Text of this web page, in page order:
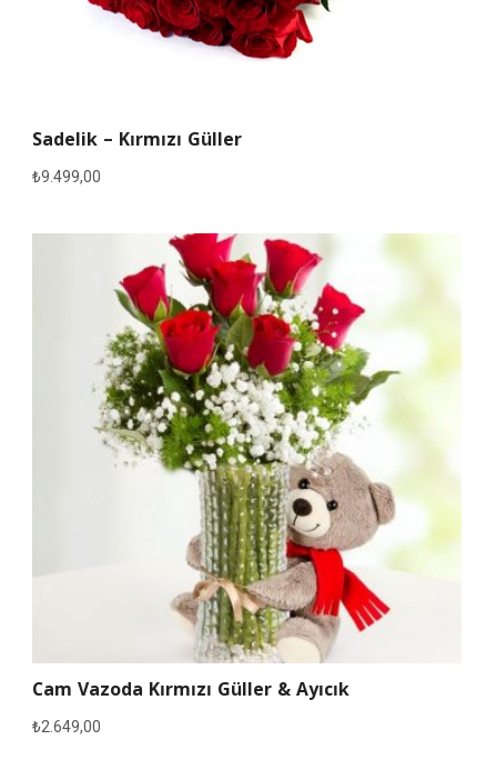
Sadelik – Kırmızı Güller
₺9.499,00
Cam Vazoda Kırmızı Güller & Ayıcık
₺2.649,00